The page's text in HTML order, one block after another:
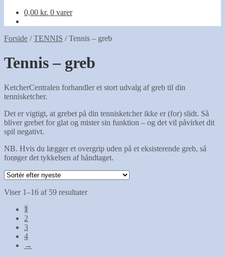
0,00 kr. 0 varer
Forside /TENNIS /Tennis – greb
Tennis – greb
KetcherCentralen forhandler et stort udvalg af greb til din
tennisketcher.
Det er vigtigt, at grebet på din tennisketcher ikke er (for) slidt. Så
bliver grebet for glat og mister sin funktion – og det vil påvirket dit
spil negativt.
NB. Hvis du lægger et overgrip uden på et eksisterende greb, så
forøger det tykkelsen af håndtaget.
Viser 1–16 af 59 resultaterSorteret
1
2
3
4
→